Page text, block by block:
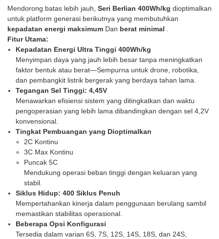
Mendorong batas lebih jauh, Seri Berlian 400Wh/kg dioptimalkan
untuk platform generasi berikutnya yang membutuhkan
kepadatan energi maksimum Dan berat minimal .
Fitur Utama:
Kepadatan Energi Ultra Tinggi 400Wh/kg
Menyimpan daya yang jauh lebih besar tanpa meningkatkan
faktor bentuk atau berat—Sempurna untuk drone, robotika,
dan pembangkit listrik bergerak yang berdaya tahan lama.
Tegangan Sel Tinggi: 4,45V
Menawarkan efisiensi sistem yang ditingkatkan dan waktu
pengoperasian yang lebih lama dibandingkan dengan sel 4,2V
konvensional.
Tingkat Pembuangan yang Dioptimalkan
2C Kontinu
3C Max Kontinu
Puncak 5C
Mendukung operasi beban tinggi dengan keluaran yang
stabil.
Siklus Hidup: 400 Siklus Penuh
Mempertahankan kinerja dalam penggunaan berulang sambil
memastikan stabilitas operasional.
Beberapa Opsi Konfigurasi
Tersedia dalam varian 6S, 7S, 12S, 14S, 18S, dan 24S,